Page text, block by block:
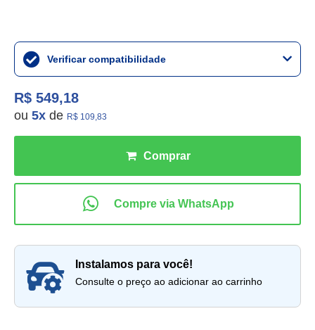
Verificar compatibilidade
R$ 549,18
ou 5x de R$ 109,83
instalamos para você!
Consulte o preço ao adicionar ao carrinho